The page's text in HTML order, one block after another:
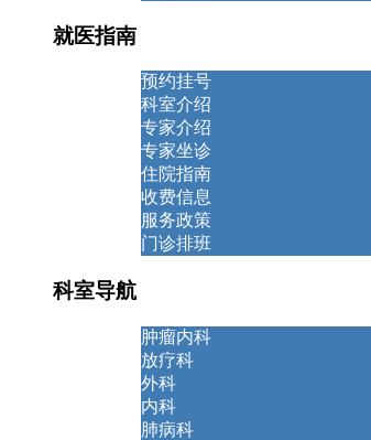
就医指南
预约挂号
科室介绍
专家介绍
专家坐诊
住院指南
收费信息
服务政策
门诊排班
科室导航
肿瘤内科
放疗科
外科
内科
肺病科